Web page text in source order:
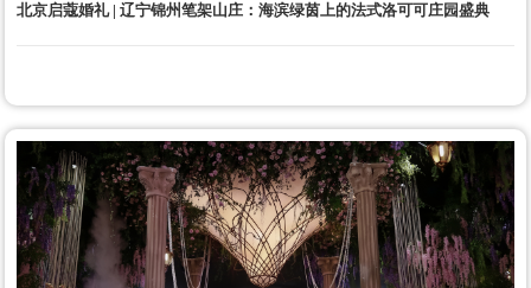
北京启蔻婚礼 | 辽宁锦州笔架山庄：海滨绿茵上的法式洛可可庄园盛典